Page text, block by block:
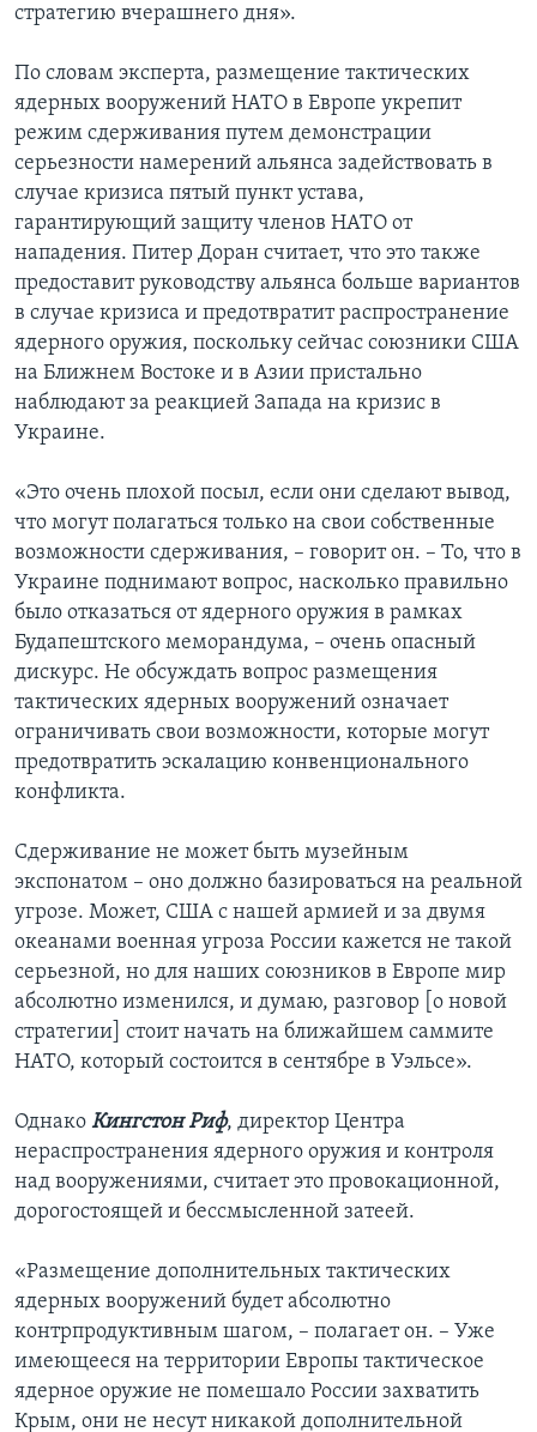
стратегию вчерашнего дня».
По словам эксперта, размещение тактических
ядерных вооружений НАТО в Европе укрепит
режим сдерживания путем демонстрации
серьезности намерений альянса задействовать в
случае кризиса пятый пункт устава,
гарантирующий защиту членов НАТО от
нападения. Питер Доран считает, что это также
предоставит руководству альянса больше вариантов
в случае кризиса и предотвратит распространение
ядерного оружия, поскольку сейчас союзники США
на Ближнем Востоке и в Азии пристально
наблюдают за реакцией Запада на кризис в
Украине.
«Это очень плохой посыл, если они сделают вывод,
что могут полагаться только на свои собственные
возможности сдерживания, – говорит он. – То, что в
Украине поднимают вопрос, насколько правильно
было отказаться от ядерного оружия в рамках
Будапештского меморандума, – очень опасный
дискурс. Не обсуждать вопрос размещения
тактических ядерных вооружений означает
ограничивать свои возможности, которые могут
предотвратить эскалацию конвенционального
конфликта.
Сдерживание не может быть музейным
экспонатом – оно должно базироваться на реальной
угрозе. Может, США с нашей армией и за двумя
океанами военная угроза России кажется не такой
серьезной, но для наших союзников в Европе мир
абсолютно изменился, и думаю, разговор [о новой
стратегии] стоит начать на ближайшем саммите
НАТО, который состоится в сентябре в Уэльсе».
Однако Кингстон Риф, директор Центра
нераспространения ядерного оружия и контроля
над вооружениями, считает это провокационной,
дорогостоящей и бессмысленной затеей.
«Размещение дополнительных тактических
ядерных вооружений будет абсолютно
контрпродуктивным шагом, – полагает он. – Уже
имеющееся на территории Европы тактическое
ядерное оружие не помешало России захватить
Крым, они не несут никакой дополнительной